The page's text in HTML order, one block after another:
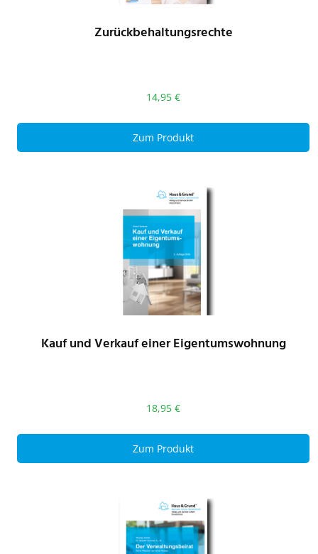
Zurückbehaltungsrechte
14,95 €
Zum Produkt
Kauf und Verkauf einer Eigentumswohnung
18,95 €
Zum Produkt